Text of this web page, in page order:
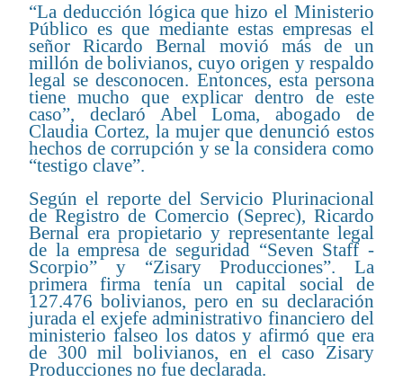
“La deducción lógica que hizo el Ministerio
Público es que mediante estas empresas el
señor Ricardo Bernal movió más de un
millón de bolivianos, cuyo origen y respaldo
legal se desconocen. Entonces, esta persona
tiene mucho que explicar dentro de este
caso”, declaró Abel Loma, abogado de
Claudia Cortez, la mujer que denunció estos
hechos de corrupción y se la considera como
“testigo clave”.
Según el reporte del Servicio Plurinacional
de Registro de Comercio (Seprec), Ricardo
Bernal era propietario y representante legal
de la empresa de seguridad “Seven Staff -
Scorpio” y “Zisary Producciones”. La
primera firma tenía un capital social de
127.476 bolivianos, pero en su declaración
jurada el exjefe administrativo financiero del
ministerio falseo los datos y afirmó que era
de 300 mil bolivianos, en el caso Zisary
Producciones no fue declarada.